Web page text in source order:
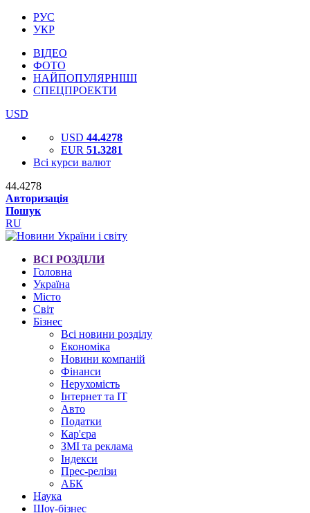
РУС
УКР
ВІДЕО
ФОТО
НАЙПОПУЛЯРНІШІ
СПЕЦПРОЕКТИ
USD
USD 44.4278
EUR 51.3281
Всі курси валют
44.4278
Авторизація
Пошук
RU
ВСІ РОЗДІЛИ
Головна
Україна
Місто
Світ
Бізнес
Всі новини розділу
Економіка
Новини компаній
Фінанси
Нерухомість
Інтернет та IT
Авто
Податки
Кар'єра
ЗМІ та реклама
Індекси
Прес-релізи
АБК
Наука
Шоу-бізнес